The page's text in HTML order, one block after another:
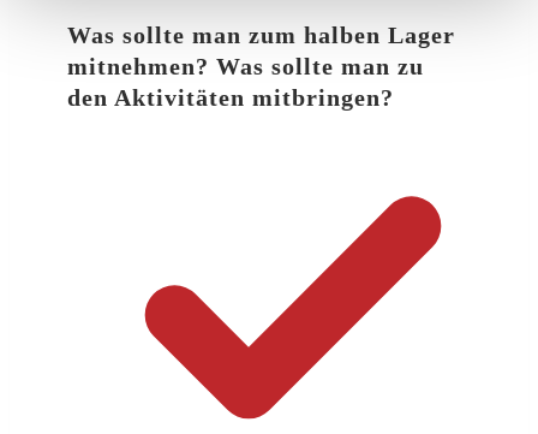
Was sollte man zum halben Lager
mitnehmen? Was sollte man zu
den Aktivitäten mitbringen?